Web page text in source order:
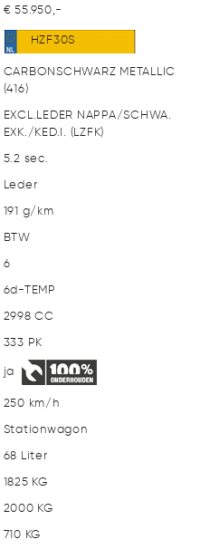
€ 55.950,-
HZF30S
CARBONSCHWARZ METALLIC
(416)
EXCL.LEDER NAPPA/SCHWA.
EXK./KED.I. (LZFK)
5.2 sec.
Leder
191 g/km
BTW
6
6d-TEMP
2998 CC
333 PK
ja
250 km/h
Stationwagon
68 Liter
1825 KG
2000 KG
710 KG